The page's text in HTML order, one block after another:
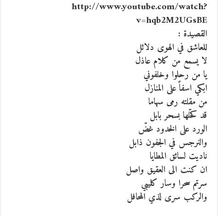
http://www.youtube.com/watch?
v=hqb2M2UGsBE
القصيدة :
للعاشق في الهوى دلائل
لا يسمع من كلام عاذل
يا من رحلوا وخلفوني
ابكي اسفاً على المنازل
من مقلته رمى سهاما
قد كحّلها بسحر بابل
الورد على الخدود غضّ
والنرجس في الجفون ذابل
ناديت لسائق المطايا
ان كنت الى العقيق واصل
سرتم سحرا وسار كليبي
والركب سرى لذي المحافل